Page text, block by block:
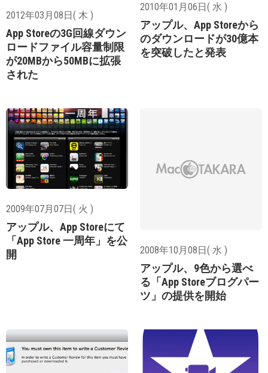
2012年03月08日( 木 )
App Storeの3G回線ダウン
ロードファイル容量制限
が20MBから50MBに拡張
された
2010年01月06日( 水 )
アップル、App Storeから
のダウンロードが30億本
を突破したと発表
2009年07月07日( 火 )
アップル、App Storeにて
「App Store 一周年」を公
開
2008年10月08日( 水 )
アップル、9色から選べ
る「App Storeブログパー
ツ」の提供を開始